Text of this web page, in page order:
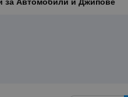
за Автомобили и Джипове